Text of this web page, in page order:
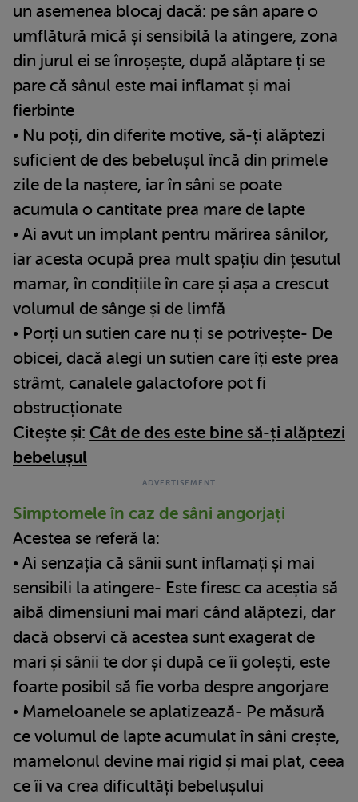
un asemenea blocaj dacă: pe sân apare o
umflătură mică și sensibilă la atingere, zona
din jurul ei se înroșește, după alăptare ți se
pare că sânul este mai inflamat și mai
fierbinte
• Nu poți, din diferite motive, să-ți alăptezi
suficient de des bebelușul încă din primele
zile de la naștere, iar în sâni se poate
acumula o cantitate prea mare de lapte
• Ai avut un implant pentru mărirea sânilor,
iar acesta ocupă prea mult spațiu din țesutul
mamar, în condițiile în care și așa a crescut
volumul de sânge și de limfă
• Porți un sutien care nu ți se potrivește- De
obicei, dacă alegi un sutien care îți este prea
strâmt, canalele galactofore pot fi
obstrucționate
Citește și: Cât de des este bine să-ți alăptezi
bebelușul
Simptomele în caz de sâni angorjați
Acestea se referă la:
• Ai senzația că sânii sunt inflamați și mai
sensibili la atingere- Este firesc ca aceștia să
aibă dimensiuni mai mari când alăptezi, dar
dacă observi că acestea sunt exagerat de
mari și sânii te dor și după ce îi golești, este
foarte posibil să fie vorba despre angorjare
• Mameloanele se aplatizează- Pe măsură
ce volumul de lapte acumulat în sâni crește,
mamelonul devine mai rigid și mai plat, ceea
ce îi va crea dificultăți bebelușului